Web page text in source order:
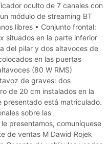
oculto de 7 canales con
módulo de streaming BT
libres • Conjunto frontal:
situados en la parte inferior
del pilar y dos altavoces de
en las puertas
(80 W RMS)
de graves: dos
de 20 cm instalados en la
presentado está matriculado.
sobre las
presentamos, comuníquese
de ventas M Dawid Rojek